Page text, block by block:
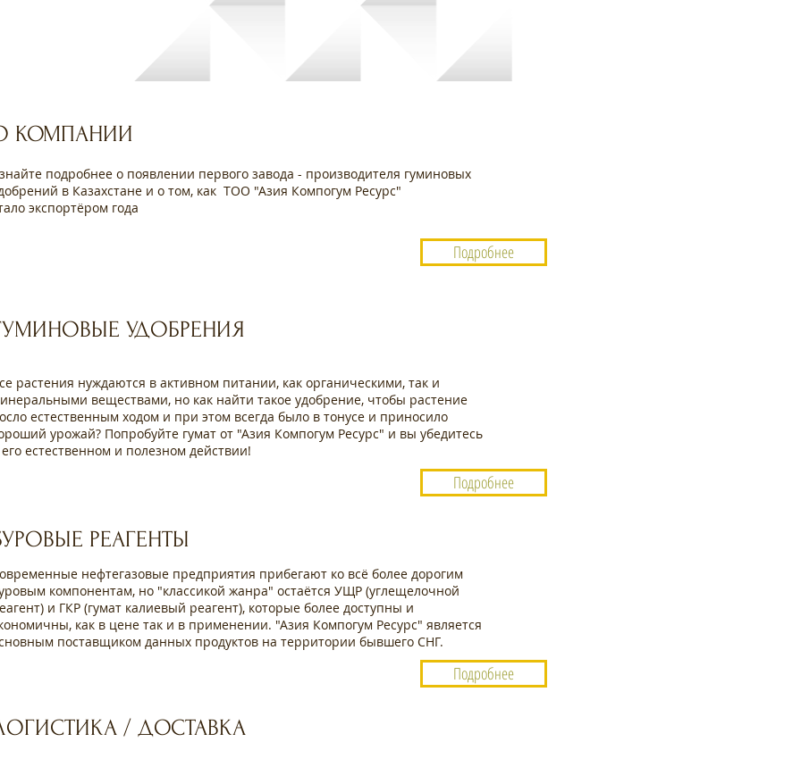
КОМПАНИИ
подробнее о появлении первого завода - производителя гуминовых
в Казахстане и о том, как ТОО "Азия Компогум Ресурс"
экспортёром года
Подробнее
УДОБРЕНИЯ
растения нуждаются в активном питании, как органическими, так и
веществами, но как найти такое удобрение, чтобы растение
естественным ходом и при этом всегда было в тонусе и приносило
урожай? Попробуйте гумат от "Азия Компогум Ресурс" и вы убедитесь
естественном и полезном действии!
Подробнее
РЕАГЕНТЫ
нефтегазовые предприятия прибегают ко всё более дорогим
компонентам, но "классикой жанра" остаётся УЩР (углещелочной
и ГКР (гумат калиевый реагент), которые более доступны и
как в цене так и в применении. "Азия Компогум Ресурс" является
поставщиком данных продуктов на территории бывшего СНГ.
Подробнее
/ ДОСТАВКА